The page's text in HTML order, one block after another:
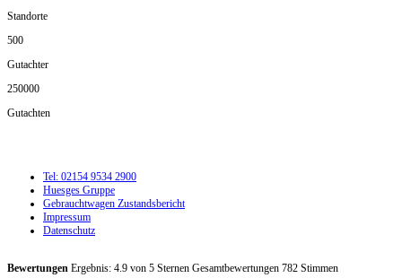
Standorte
500
Gutachter
250000
Gutachten
Tel: 02154 9534 2900
Huesges Gruppe
Gebrauchtwagen Zustandsbericht
Impressum
Datenschutz
Bewertungen Ergebnis: 4.9 von 5 Sternen Gesamtbewertungen 782 Stimmen